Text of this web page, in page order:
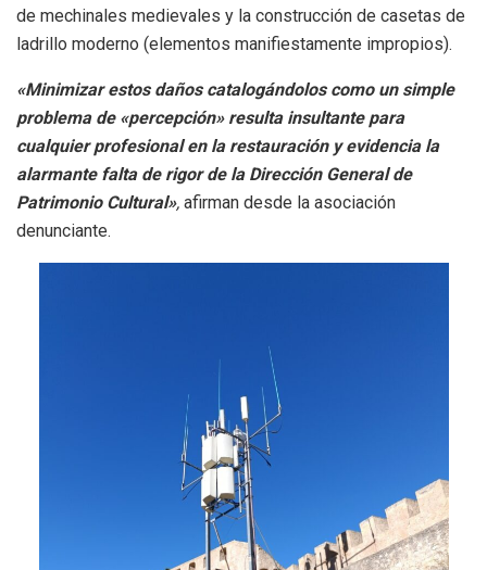
de mechinales medievales y la construcción de casetas de
ladrillo moderno (elementos manifiestamente impropios).
«Minimizar estos daños catalogándolos como un simple
problema de «percepción» resulta insultante para
cualquier profesional en la restauración y evidencia la
alarmante falta de rigor de la Dirección General de
Patrimonio Cultural», afirman desde la asociación
denunciante.